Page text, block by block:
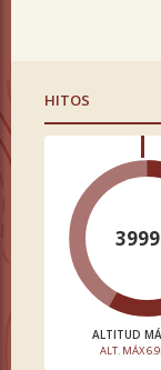
HITOS
ALTITUD
ALT. MÁX